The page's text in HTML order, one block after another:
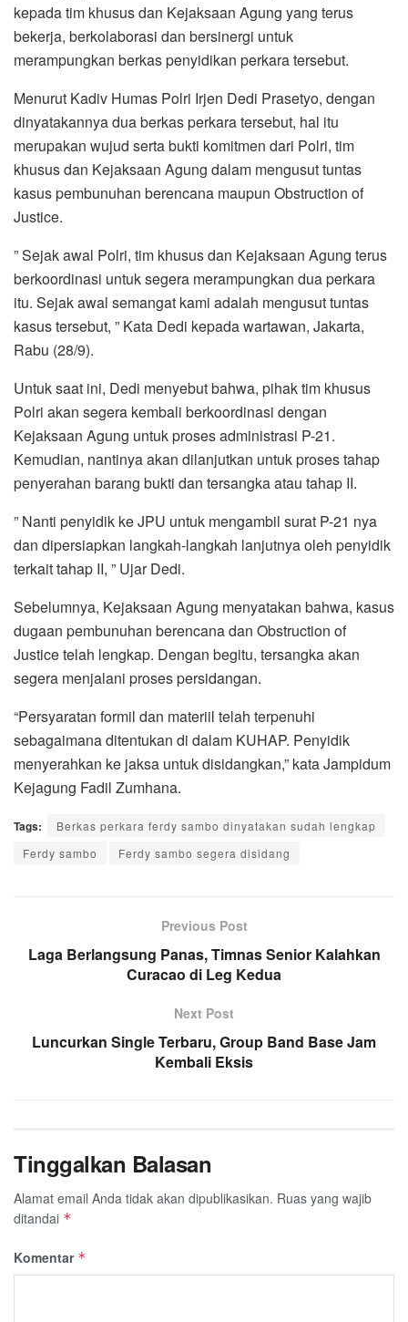
kepada tim khusus dan Kejaksaan Agung yang terus
bekerja, berkolaborasi dan bersinergi untuk
merampungkan berkas penyidikan perkara tersebut.
Menurut Kadiv Humas Polri Irjen Dedi Prasetyo, dengan
dinyatakannya dua berkas perkara tersebut, hal itu
merupakan wujud serta bukti komitmen dari Polri, tim
khusus dan Kejaksaan Agung dalam mengusut tuntas
kasus pembunuhan berencana maupun Obstruction of
Justice.
” Sejak awal Polri, tim khusus dan Kejaksaan Agung terus
berkoordinasi untuk segera merampungkan dua perkara
itu. Sejak awal semangat kami adalah mengusut tuntas
kasus tersebut, ” Kata Dedi kepada wartawan, Jakarta,
Rabu (28/9).
Untuk saat ini, Dedi menyebut bahwa, pihak tim khusus
Polri akan segera kembali berkoordinasi dengan
Kejaksaan Agung untuk proses administrasi P-21.
Kemudian, nantinya akan dilanjutkan untuk proses tahap
penyerahan barang bukti dan tersangka atau tahap II.
” Nanti penyidik ke JPU untuk mengambil surat P-21 nya
dan dipersiapkan langkah-langkah lanjutnya oleh penyidik
terkait tahap II, ” Ujar Dedi.
Sebelumnya, Kejaksaan Agung menyatakan bahwa, kasus
dugaan pembunuhan berencana dan Obstruction of
Justice telah lengkap. Dengan begitu, tersangka akan
segera menjalani proses persidangan.
“Persyaratan formil dan materiil telah terpenuhi
sebagaimana ditentukan di dalam KUHAP. Penyidik
menyerahkan ke jaksa untuk disidangkan,” kata Jampidum
Kejagung Fadil Zumhana.
Tags:
Berkas perkara ferdy sambo dinyatakan sudah lengkap
Ferdy sambo
Ferdy sambo segera disidang
Previous Post
Laga Berlangsung Panas, Timnas Senior Kalahkan
Curacao di Leg Kedua
Next Post
Luncurkan Single Terbaru, Group Band Base Jam
Kembali Eksis
Tinggalkan Balasan
Alamat email Anda tidak akan dipublikasikan. Ruas yang wajib
ditandai *
Komentar *